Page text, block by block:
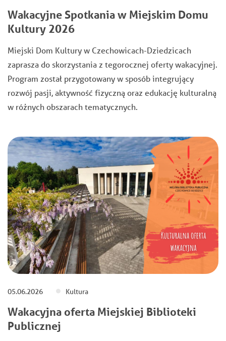
Wakacyjne Spotkania w Miejskim Domu
Kultury 2026
Miejski Dom Kultury w Czechowicach-Dziedzicach
zaprasza do skorzystania z tegorocznej oferty wakacyjnej.
Program został przygotowany w sposób integrujący
rozwój pasji, aktywność fizyczną oraz edukację kulturalną
w różnych obszarach tematycznych.
05.06.2026 Kultura
Wakacyjna oferta Miejskiej Biblioteki
Publicznej